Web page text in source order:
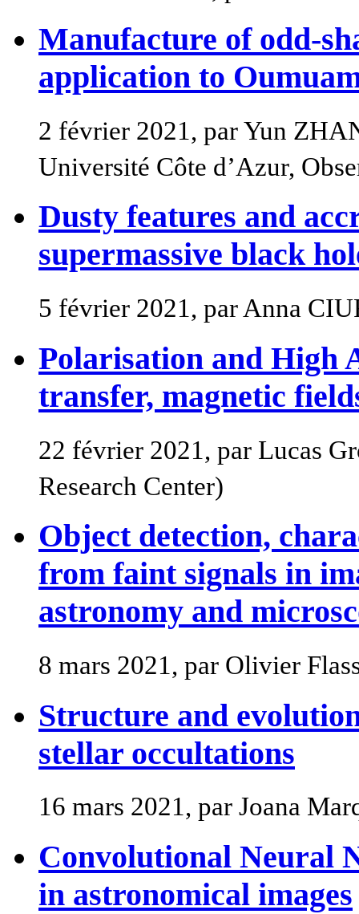
Manufacture of odd-
application to
2 février 2021, par Yun
Université Côte d’Azur,
Dusty features and
supermassive black
5 février 2021, par Anna
Polarisation and High
transfer, magnetic
22 février 2021, par Lucas
Research Center)
Object detection,
from faint signals in
astronomy and
8 mars 2021, par Olivier
Structure and
stellar occultations
16 mars 2021, par Joana
Convolutional Neural
in astronomical images